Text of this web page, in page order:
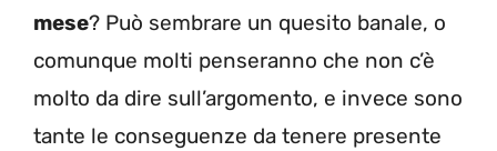
mese? Può sembrare un quesito banale, o
comunque molti penseranno che non c’è
molto da dire sull’argomento, e invece sono
tante le conseguenze da tenere presente